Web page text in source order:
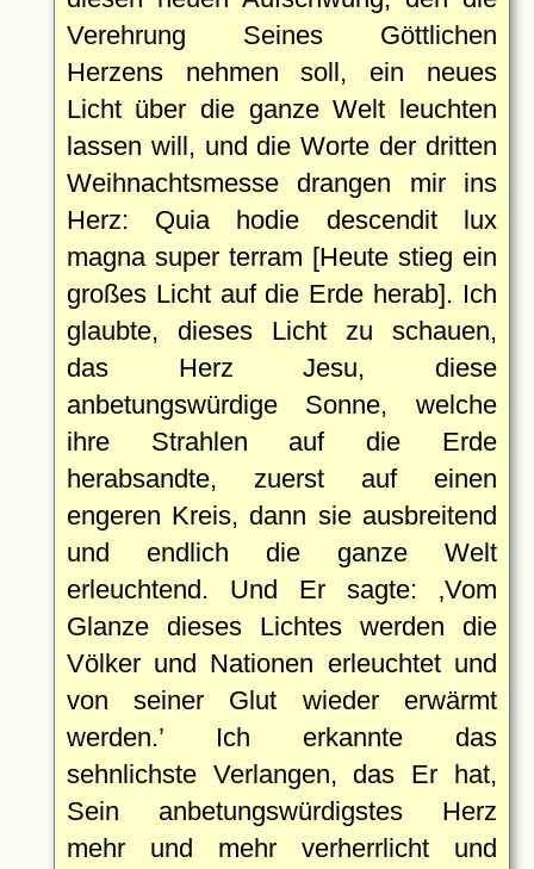
Verehrung Seines Göttlichen
Herzens nehmen soll, ein neues
Licht über die ganze Welt leuchten
lassen will, und die Worte der dritten
Weihnachtsmesse drangen mir ins
Herz: Quia hodie descendit lux
magna super terram [Heute stieg ein
großes Licht auf die Erde herab]. Ich
glaubte, dieses Licht zu schauen,
das Herz Jesu, diese
anbetungswürdige Sonne, welche
ihre Strahlen auf die Erde
herabsandte, zuerst auf einen
engeren Kreis, dann sie ausbreitend
und endlich die ganze Welt
erleuchtend. Und Er sagte:
Vom
Glanze dieses Lichtes werden die
Völker und Nationen erleuchtet und
von seiner Glut wieder erwärmt
werden.Ich erkannte das
sehnlichste Verlangen, das Er hat,
Sein anbetungswürdigstes Herz
mehr und mehr verherrlicht und